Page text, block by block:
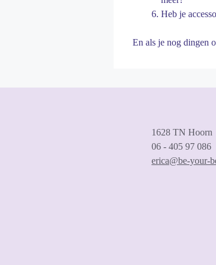
Heb je
En als je nog dingen
1628 TN Hoorn
06 - 405 97 086
erica@be-your-